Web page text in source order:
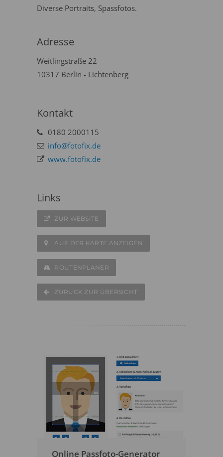
Diverse Portraits, Spassfotos.
Adresse
Weitlingstraße 22
10317 Berlin - Lichtenberg
Kontakt
0180 2000115
info@fotofix.de
www.fotofix.de
Links
ZUR WEBSITE
AUF DER KARTE ANZEIGEN
ROUTENPLANER
ZURÜCK ZUR ÜBERSICHT
Online Passfoto-Generator